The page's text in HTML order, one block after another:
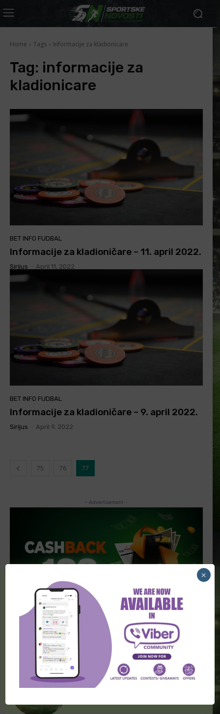
Home Tags Informacije za kladionicare
Tag: informacije za
kladionicare
BET INFO FUDBAL
Informacije za kladioničare – 11. april 2022.
Sirijus April 11, 2022
BET INFO FUDBAL
Informacije za kladioničare – 9. april 2022.
Sirijus April 9, 2022
75 76 77
- Advertisement -
POSLEDNJE VESTI
FUDBAL
[PREMIUM] Slavic football 09.
×